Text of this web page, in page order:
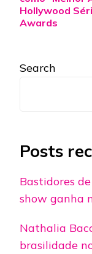
Hollywood
Awards
Search
Posts
Bastidores
show ganha
Nathalia
brasilidade